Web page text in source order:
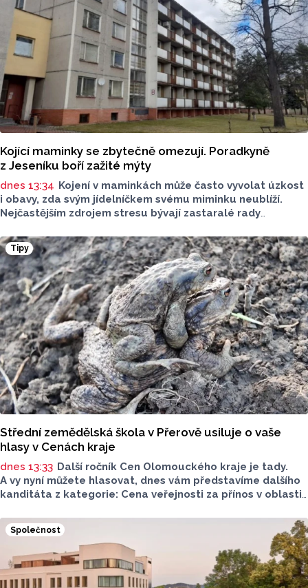
Kojící maminky se zbytečně omezují. Poradkyně
z Jeseníku boří zažité mýty
dnes 13:34 Kojení v maminkách může často vyvolat úzkost
i obavy, zda svým jídelníčkem svému miminku neublíží.
Nejčastějším zdrojem stresu bývají zastaralé rady
se nadýmavým potravinám nebo preventivnímu vyřazování
alergenů. Mýty o stravě při kojení boří laktační poradkyně
z Jeseníku.
Tipy
Střední zemědělská škola v Přerově usiluje o vaše
hlasy v Cenách kraje
dnes 13:33 Další ročník Cen Olomouckého kraje je tady.
A vy nyní můžete hlasovat, dnes vám představíme dalšího
kanditáta z kategorie: Cena veřejnosti za přínos v oblasti
v Přerově, která má nominaci v kategorii: Významný počin
v ochraně životního prostředí - právnická osoba.
Společnost